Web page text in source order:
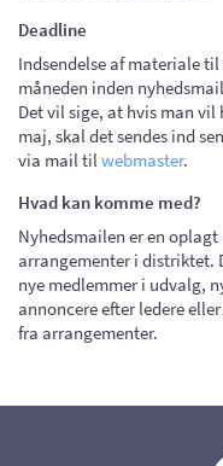
Deadline
Indsendelse af materiale til
måneden inden
Det vil sige, at hvis man vil
maj, skal det sendes ind
via mail tilwebmaster.
Hvad kan komme med?
Nyhedsmailen er en
arrangementer i distriktet.
nye medlemmer i udvalg,
annoncere efter ledere
fra arrangementer.